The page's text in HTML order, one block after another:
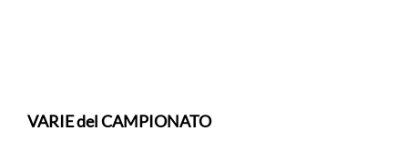
VARIE del CAMPIONATO